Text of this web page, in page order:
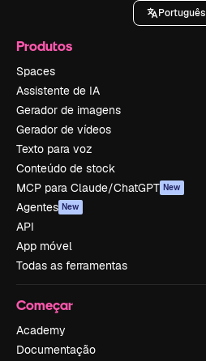
Português
Produtos
Spaces
Assistente de IA
Gerador de imagens
Gerador de vídeos
Texto para voz
Conteúdo de stock
MCP para Claude/ChatGPT New
Agentes New
API
App móvel
Todas as ferramentas
Começar
Academy
Documentação